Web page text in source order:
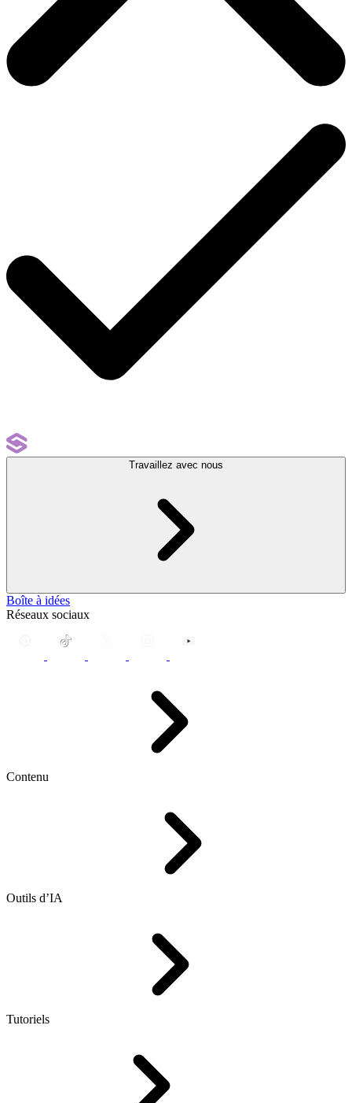
Travaillez avec nous
Boîte à idées
Réseaux sociaux
Contenu
Outils d’IA
Tutoriels